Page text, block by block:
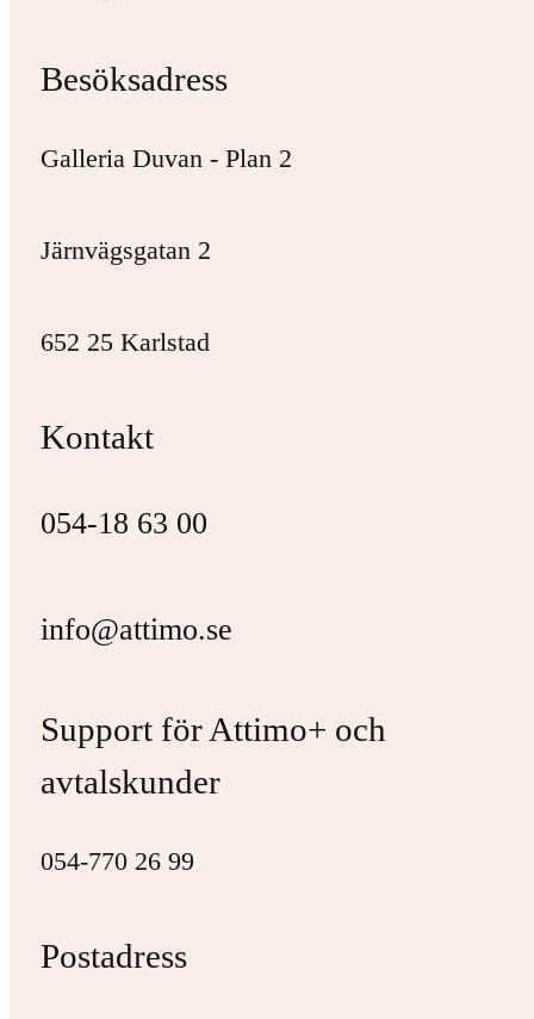
Besöksadress
Galleria Duvan - Plan 2
Järnvägsgatan 2
652 25 Karlstad
Kontakt
054-18 63 00
info@attimo.se
Support för Attimo+ och
avtalskunder
054-770 26 99
Postadress